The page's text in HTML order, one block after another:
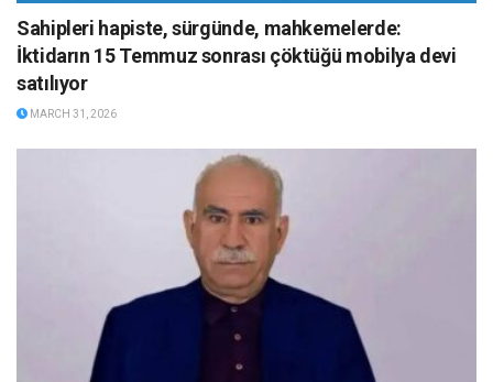
Sahipleri hapiste, sürgünde, mahkemelerde:
İktidarın 15 Temmuz sonrası çöktüğü mobilya devi
satılıyor
MARCH 31, 2026